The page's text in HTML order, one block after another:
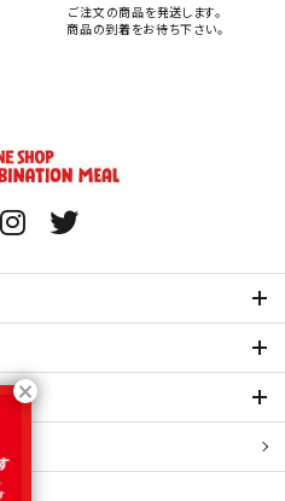
ご注文の商品を発送します。
商品の到着をお待ち下さい。